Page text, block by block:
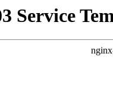
Service